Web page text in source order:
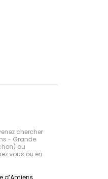
chercher
- Grande
ou
vous ou en
d’Amiens